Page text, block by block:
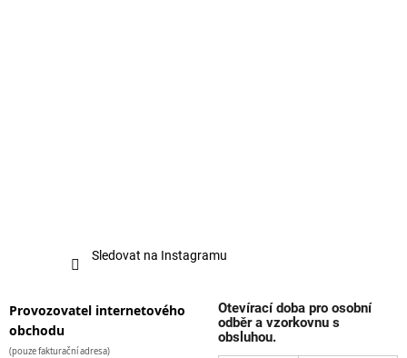
Sledovat na Instagramu
Provozovatel internetového
obchodu
(pouze fakturační adresa)
Otevírací doba pro osobní
odběr a vzorkovnu s
obsluhou.